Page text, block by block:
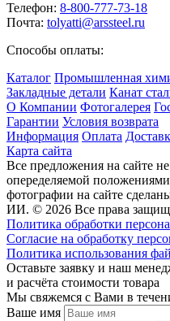
Телефон: 8-800-777-73-18
Почта: tolyatti@arssteel.ru
Способы оплаты:
Каталог Промышленная
Закладные детали Канат
О Компании Фотогалерея
Гарантии Условия возврата
Информация Оплата
Карта сайта
Все предложения на сайте
опеределяемой
фотографии на сайте
ИИ. © 2026 Все права
Политика обработки
Согласие на обработку
Политика использования
Оставьте заявку и наш
и расчёта стоимости товара
Мы свяжемся с Вами в
Ваше имя